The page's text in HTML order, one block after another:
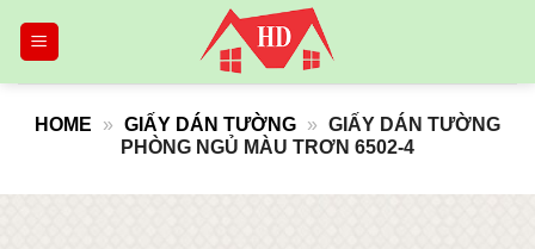
HOME » GIẤY DÁN TƯỜNG » GIẤY DÁN TƯỜNG
PHÒNG NGỦ MÀU TRƠN 6502-4